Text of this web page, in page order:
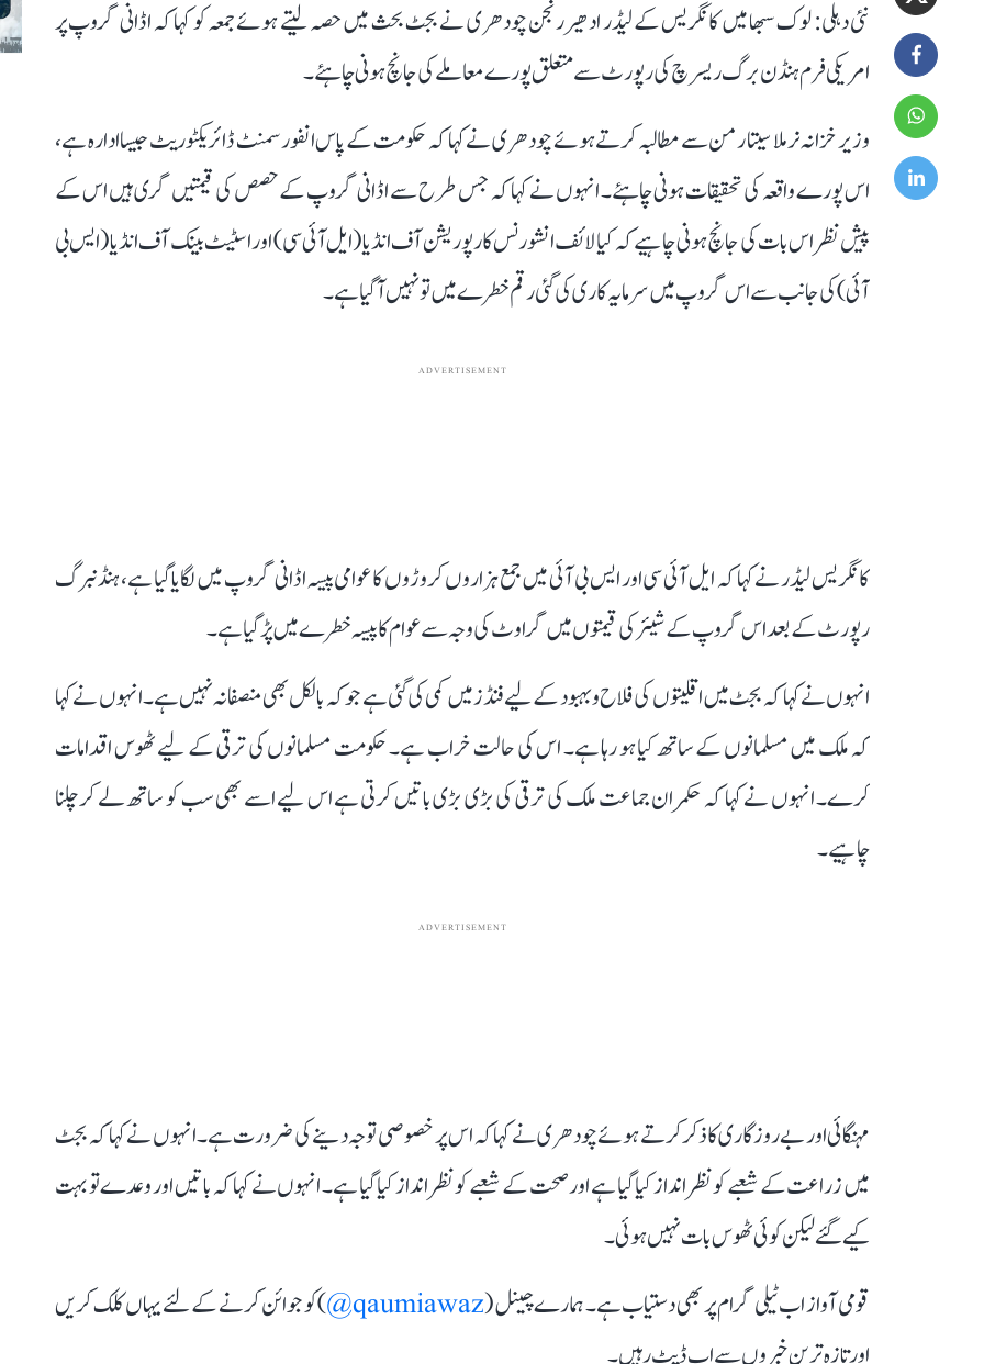
نئی دہلی: لوک سبھا میں کانگریس کے لیڈر ادھیر رنجن چودھری نے بجٹ بحث میں حصہ لیتے ہوئے جمعہ کو کہا کہ اڈانی گروپ پر
امریکی فرم ہنڈن برگ ریسرچ کی رپورٹ سے متعلق پورے معاملے کی جانچ ہونی چاہئے۔
وزیر خزانہ نرملا سیتا رمن سے مطالبہ کرتے ہوئے چودھری نے کہا کہ حکومت کے پاس انفورسمنٹ ڈائریکٹوریٹ جیسا ادارہ ہے،
اس پورے واقعہ کی تحقیقات ہونی چاہئے۔ انہوں نے کہا کہ جس طرح سے اڈانی گروپ کے حصص کی قیمتیں گری ہیں اس کے
پیش نظر اس بات کی جانچ ہونی چاہیے کہ کیا لائف انشورنس کارپوریشن آف انڈیا (ایل آئی سی) اور اسٹیٹ بینک آف انڈیا (ایس بی
آئی) کی جانب سے اس گروپ میں سرمایہ کاری کی گئی رقم خطرے میں تو نہیں آگیا ہے۔
ADVERTISEMENT
کانگریس لیڈر نے کہا کہ ایل آئی سی اور ایس بی آئی میں جمع ہزاروں کروڑوں کا عوامی پیسہ اڈانی گروپ میں لگایا گیا ہے، ہنڈنبرگ
رپورٹ کے بعد اس گروپ کے شیئر کی قیمتوں میں گراوٹ کی وجہ سے عوام کا پیسہ خطرے میں پڑ گیا ہے۔
انہوں نے کہا کہ بجٹ میں اقلیتوں کی فلاح و بہبود کے لیے فنڈز میں کمی کی گئی ہے جو کہ بالکل بھی منصفانہ نہیں ہے۔ انہوں نے کہا
کہ ملک میں مسلمانوں کے ساتھ کیا ہو رہا ہے۔ اس کی حالت خراب ہے۔ حکومت مسلمانوں کی ترقی کے لیے ٹھوس اقدامات
کرے۔ انہوں نے کہا کہ حکمران جماعت ملک کی ترقی کی بڑی بڑی باتیں کرتی ہے اس لیے اسے بھی سب کو ساتھ لے کر چلنا
چاہیے۔
ADVERTISEMENT
مہنگائی اور بے روزگاری کا ذکر کرتے ہوئے چودھری نے کہا کہ اس پر خصوصی توجہ دینے کی ضرورت ہے۔ انہوں نے کہا کہ بجٹ
میں زراعت کے شعبے کو نظر انداز کیا گیا ہے اور صحت کے شعبے کو نظر انداز کیا گیا ہے۔ انہوں نے کہا کہ باتیں اور وعدے تو بہت
کیے گئے لیکن کوئی ٹھوس بات نہیں ہوئی۔
قومی آواز اب ٹیلی گرام پر بھی دستیاب ہے۔ ہمارے چینل (qaumiawaz@
) کو جوائن کرنے کے لئے یہاں کلک کریں
اور تازہ ترین خبروں سے اپ ڈیٹ رہیں۔